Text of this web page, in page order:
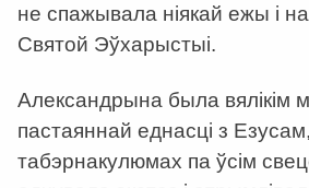
не спажывала ніякай ежы і
Святой Эўхарыстыі.
Александрына была вялікім
пастаяннай еднасці з
табэрнакулюмах па ўсім